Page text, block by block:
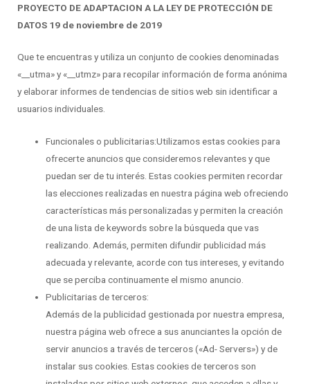
PROYECTO DE ADAPTACION A LA LEY DE PROTECCIÓN DE
DATOS 19 de noviembre de 2019
Que te encuentras y utiliza un conjunto de cookies denominadas
«__utma» y «__utmz» para recopilar información de forma anónima
y elaborar informes de tendencias de sitios web sin identificar a
usuarios individuales.
Funcionales o publicitarias:Utilizamos estas cookies para
ofrecerte anuncios que consideremos relevantes y que
puedan ser de tu interés. Estas cookies permiten recordar
las elecciones realizadas en nuestra página web ofreciendo
características más personalizadas y permiten la creación
de una lista de keywords sobre la búsqueda que vas
realizando. Además, permiten difundir publicidad más
adecuada y relevante, acorde con tus intereses, y evitando
que se perciba continuamente el mismo anuncio.
Publicitarias de terceros:
Además de la publicidad gestionada por nuestra empresa,
nuestra página web ofrece a sus anunciantes la opción de
servir anuncios a través de terceros («Ad- Servers») y de
instalar sus cookies. Estas cookies de terceros son